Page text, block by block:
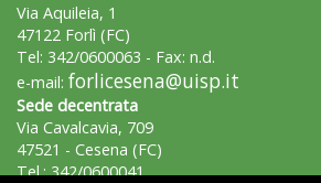
Via Aquileia, 1
47122 Forlì (FC)
Tel: 342/0600063 - Fax: n.d.
e-mail: forlicesena@uisp.it
Sede decentrata
Via Cavalcavia, 709
47521 - Cesena (FC)
Tel.: 342/0600041